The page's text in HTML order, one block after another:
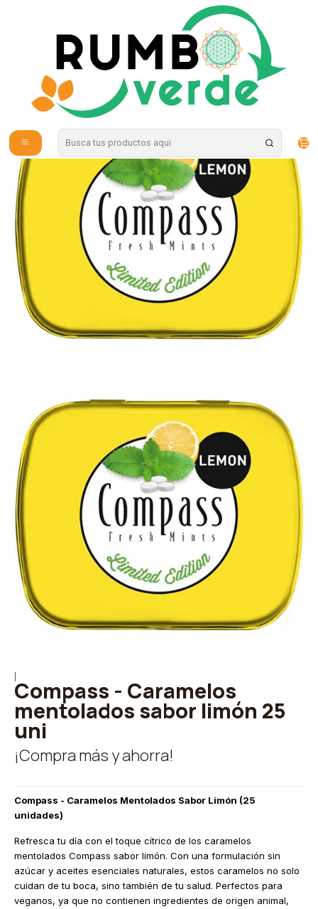
Envío gratis por compras sobre los 59.990 en la provincia de Santiago
Celiacos / Sin Gluten
Compass - Caramelos mentolados sabor limón 25 uni
Compass - Caramelos
mentolados sabor limón 25
uni
¡Compra más y ahorra!
Compass - Caramelos Mentolados Sabor Limón (25
unidades)
Refresca tu día con el toque cítrico de los caramelos
mentolados Compass sabor limón. Con una formulación sin
azúcar y aceites esenciales naturales, estos caramelos no solo
cuidan de tu boca, sino también de tu salud. Perfectos para
veganos, ya que no contienen ingredientes de origen animal,